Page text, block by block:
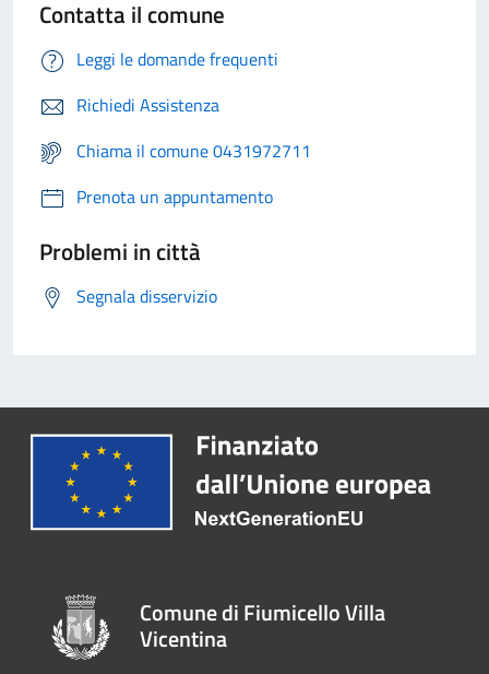
Contatta il comune
Leggi le domande frequenti
Richiedi Assistenza
Chiama il comune 0431972711
Prenota un appuntamento
Problemi in città
Segnala disservizio
Comune di Fiumicello Villa
Vicentina